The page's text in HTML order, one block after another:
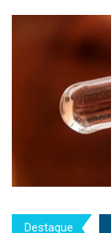
Destaque